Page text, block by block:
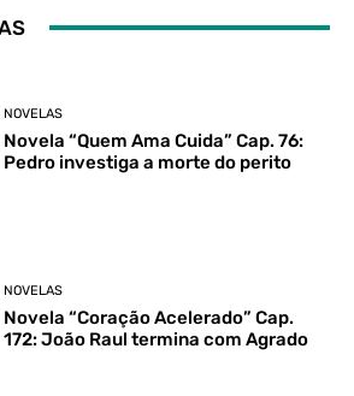
NOVELAS
Novela “Quem Ama Cuida” Cap. 76:
Pedro investiga a morte do perito
NOVELAS
Novela “Coração Acelerado” Cap.
172: João Raul termina com Agrado